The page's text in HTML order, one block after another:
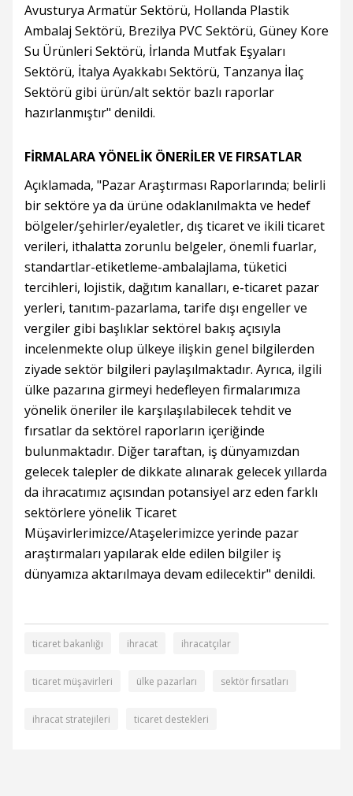
Avusturya Armatür Sektörü, Hollanda Plastik
Ambalaj Sektörü, Brezilya PVC Sektörü, Güney Kore
Su Ürünleri Sektörü, İrlanda Mutfak Eşyaları
Sektörü, İtalya Ayakkabı Sektörü, Tanzanya İlaç
Sektörü gibi ürün/alt sektör bazlı raporlar
hazırlanmıştır" denildi.
FİRMALARA YÖNELİK ÖNERİLER VE FIRSATLAR
Açıklamada, "Pazar Araştırması Raporlarında; belirli
bir sektöre ya da ürüne odaklanılmakta ve hedef
bölgeler/şehirler/eyaletler, dış ticaret ve ikili ticaret
verileri, ithalatta zorunlu belgeler, önemli fuarlar,
standartlar-etiketleme-ambalajlama, tüketici
tercihleri, lojistik, dağıtım kanalları, e-ticaret pazar
yerleri, tanıtım-pazarlama, tarife dışı engeller ve
vergiler gibi başlıklar sektörel bakış açısıyla
incelenmekte olup ülkeye ilişkin genel bilgilerden
ziyade sektör bilgileri paylaşılmaktadır. Ayrıca, ilgili
ülke pazarına girmeyi hedefleyen firmalarımıza
yönelik öneriler ile karşılaşılabilecek tehdit ve
fırsatlar da sektörel raporların içeriğinde
bulunmaktadır. Diğer taraftan, iş dünyamızdan
gelecek talepler de dikkate alınarak gelecek yıllarda
da ihracatımız açısından potansiyel arz eden farklı
sektörlere yönelik Ticaret
Müşavirlerimizce/Ataşelerimizce yerinde pazar
araştırmaları yapılarak elde edilen bilgiler iş
dünyamıza aktarılmaya devam edilecektir" denildi.
ticaret bakanlığı ihracat ihracatçılar
ticaret müşavirleri ülke pazarları sektör fırsatları
ihracat stratejileri ticaret destekleri